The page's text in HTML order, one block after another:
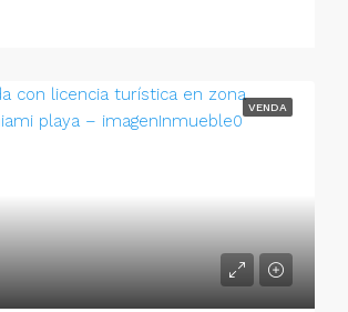
VENDA